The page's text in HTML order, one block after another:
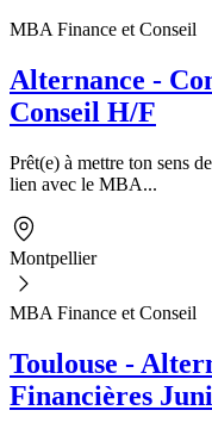
MBA Finance et Conseil
Alternance -
Conseil H/F
Prêt(e) à mettre ton sens
lien avec le MBA...
Montpellier
MBA Finance et Conseil
Toulouse -
Financières